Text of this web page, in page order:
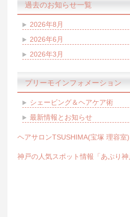
過去のお知らせ一覧
2026年8月
2026年6月
2026年3月
プリーモインフォメーション
シェービング＆ヘアケア術
最新情報とお知らせ
ヘアサロンTSUSHIMA(宝塚 理容室)
神戸の人気スポット情報「あぷり神